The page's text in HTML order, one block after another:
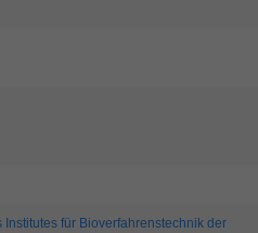
Institutes für Bioverfahrenstechnik der